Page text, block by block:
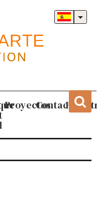
ProyectosContacto